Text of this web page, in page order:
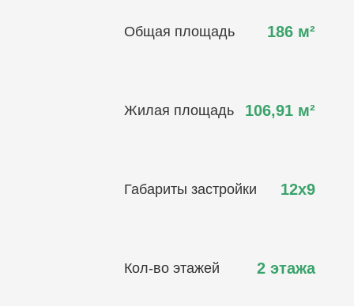
Общая площадь 186 м²
Жилая площадь 106,91 м²
Габариты застройки 12х9
Кол-во этажей 2 этажа